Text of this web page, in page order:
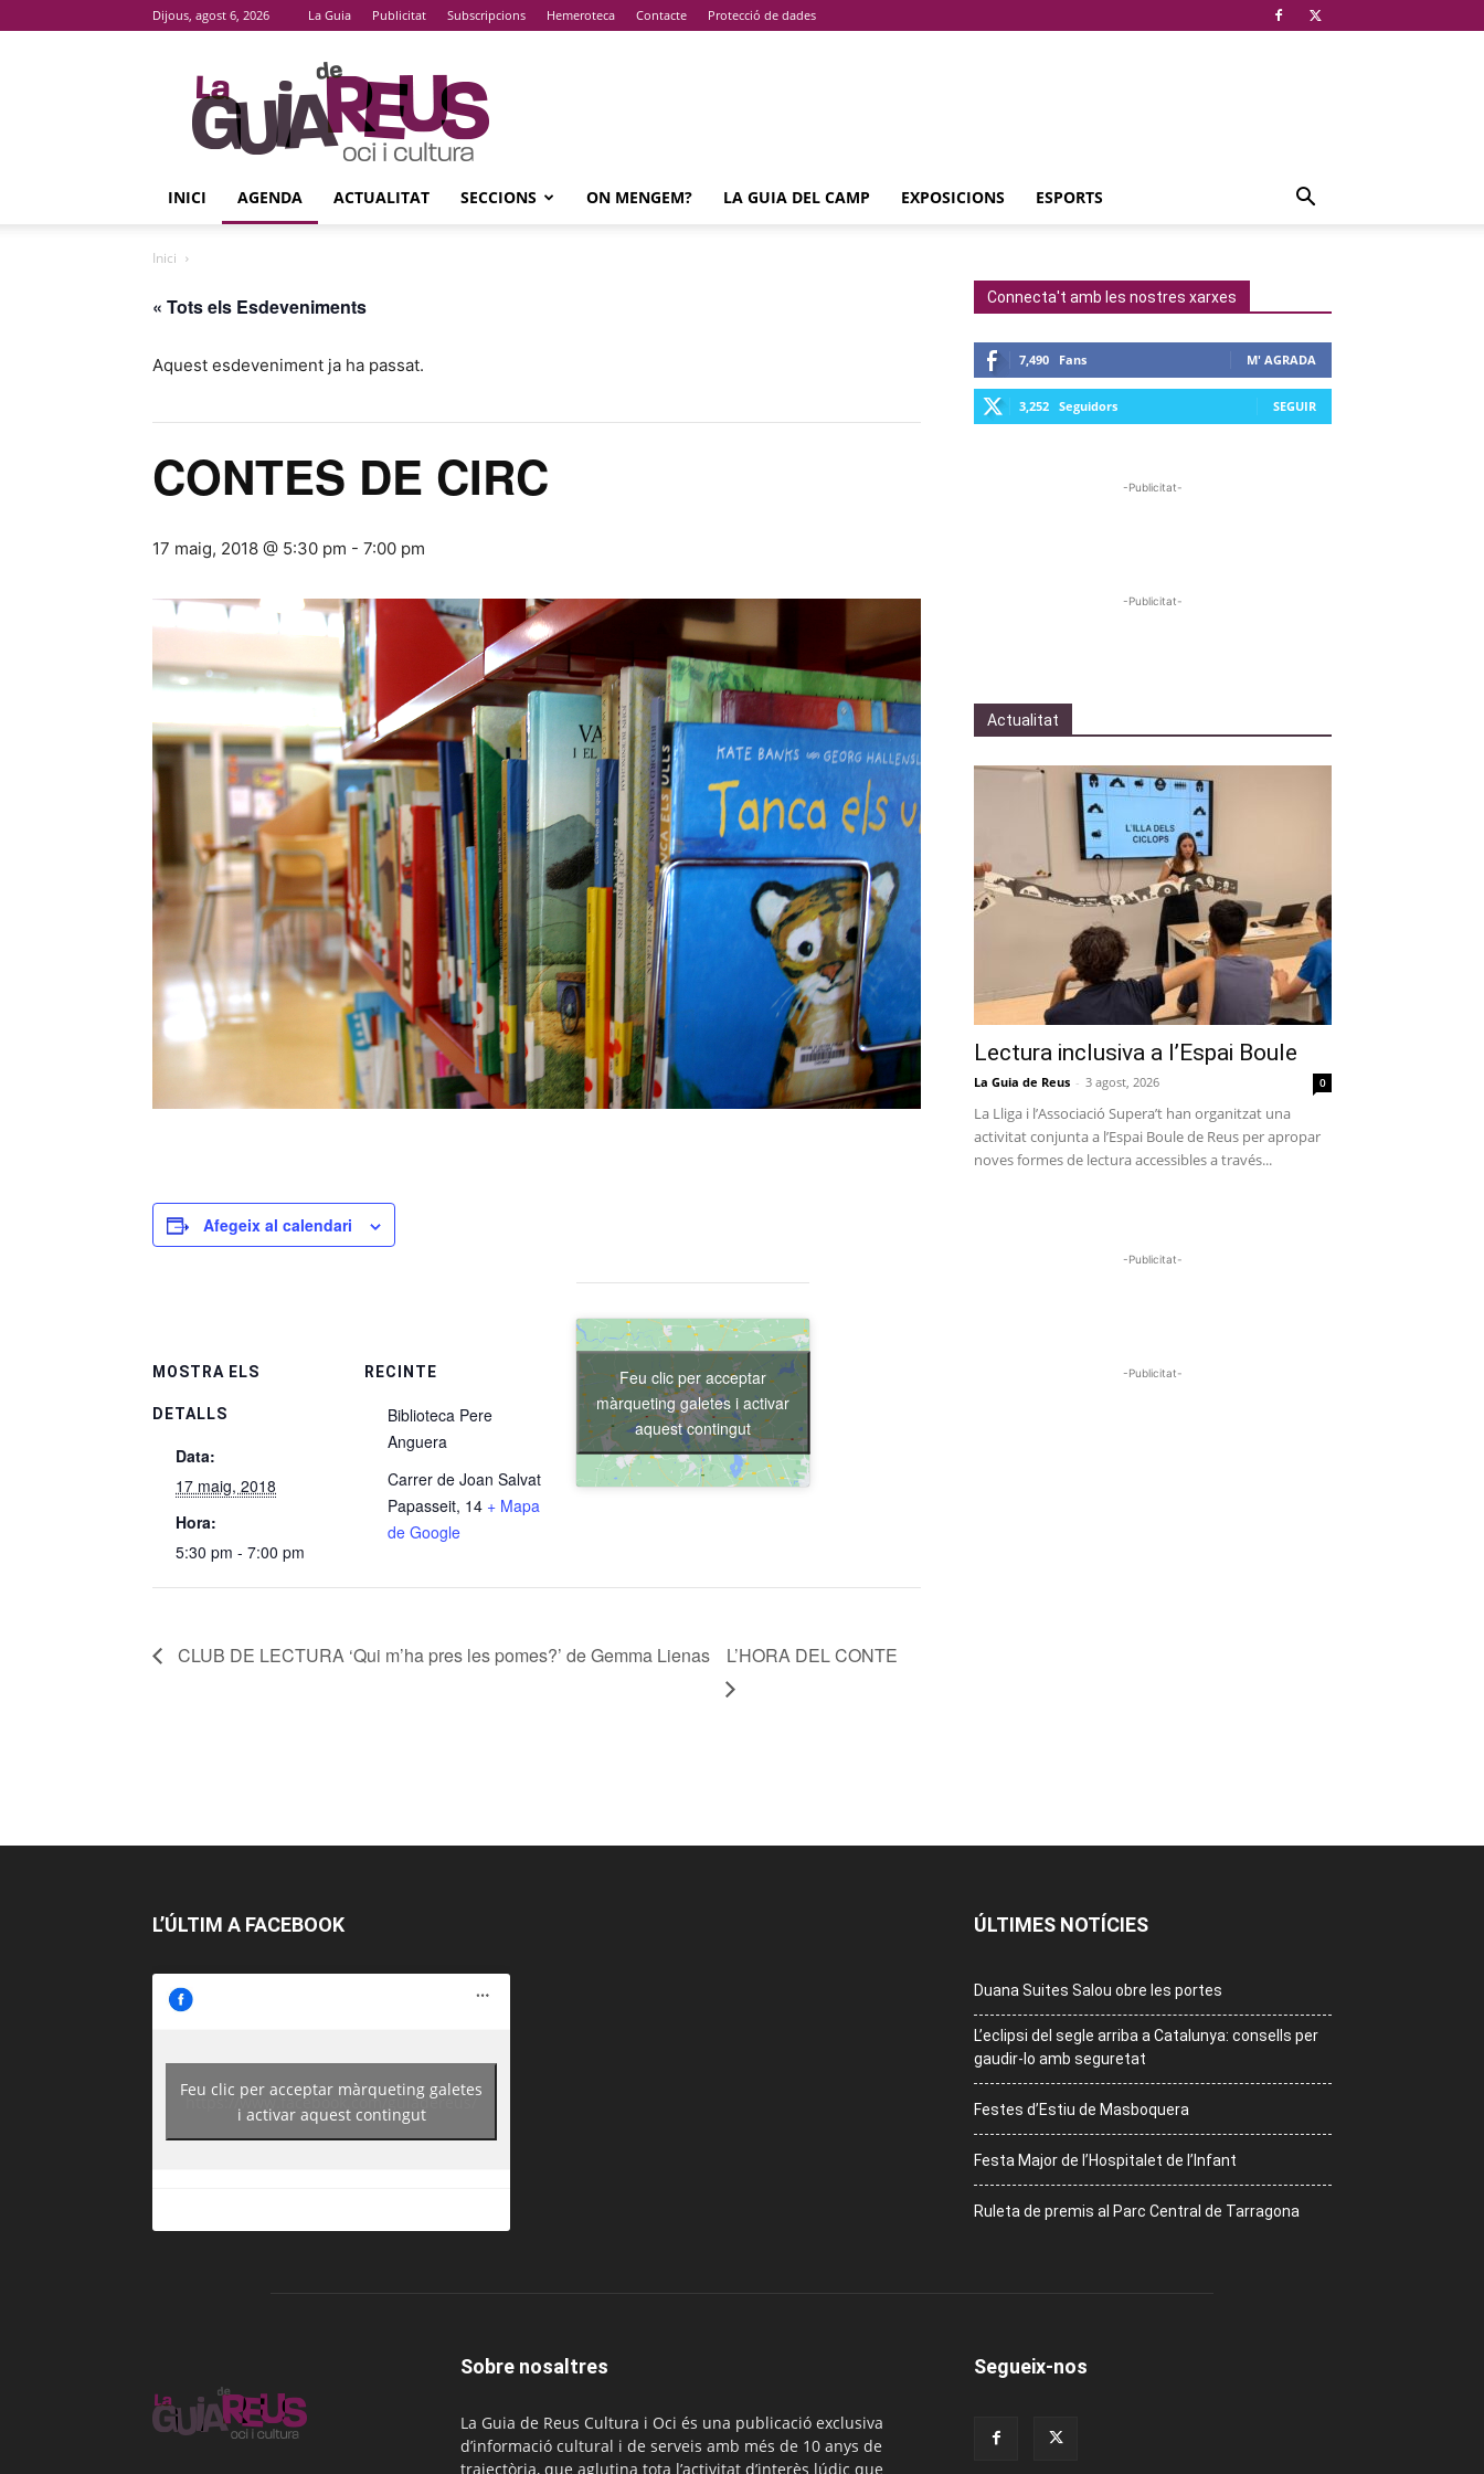
Dijous, agost 6, 2026 La Guia Publicitat Subscripcions Hemeroteca Contacte Protecció de dades
La
Guia
De
Reus
INICI AGENDA ACTUALITAT SECCIONS ON MENGEM? LA GUIA DEL CAMP EXPOSICIONS ESPORTS
Inici
« Tots els Esdeveniments
Aquest esdeveniment ja ha passat.
CONTES DE CIRC
17 maig, 2018 @ 5:30 pm - 7:00 pm
Afegeix al calendari
MOSTRA ELS
DETALLS
Data:
17 maig, 2018
Hora:
5:30 pm - 7:00 pm
RECINTE
Biblioteca Pere
Anguera
Carrer de Joan Salvat
Papasseit, 14 + Mapa
de Google
Feu clic per acceptar
màrqueting galetes i activar
aquest contingut
CLUB DE LECTURA ‘Qui m’ha pres les pomes?’ de Gemma Lienas L’HORA DEL CONTE
Connecta't amb les nostres xarxes
7,490 Fans M' AGRADA
3,252 Seguidors SEGUIR
-Publicitat-
-Publicitat-
Actualitat
Lectura inclusiva a l’Espai Boule
La Guia de Reus - 3 agost, 2026 0
La Lliga i l’Associació Supera’t han organitzat una
activitat conjunta a l’Espai Boule de Reus per apropar
noves formes de lectura accessibles a través...
-Publicitat-
-Publicitat-
L’ÚLTIM A FACEBOOK
https://www.facebook.com/guiadereus/
Feu clic per acceptar màrqueting galetes
i activar aquest contingut
ÚLTIMES NOTÍCIES
Duana Suites Salou obre les portes
L’eclipsi del segle arriba a Catalunya: consells per
gaudir-lo amb seguretat
Festes d’Estiu de Masboquera
Festa Major de l’Hospitalet de l’Infant
Ruleta de premis al Parc Central de Tarragona
Sobre nosaltres
La Guia de Reus Cultura i Oci és una publicació exclusiva
d’informació cultural i de serveis amb més de 10 anys de
trajectòria, que aglutina tota l’activitat d’interès lúdic que
Segueix-nos